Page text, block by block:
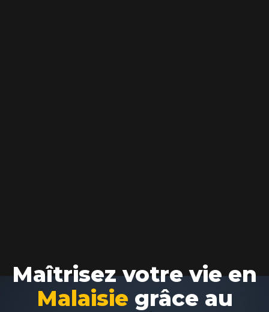
Maîtrisez votre vie en
Malaisie grâce au